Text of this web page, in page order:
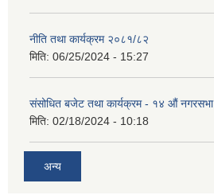
नीति तथा कार्यक्रम २०८१/८२
मिति: 06/25/2024 - 15:27
संसोधित बजेट तथा कार्यक्रम - १४ औं नगरसभा
मिति: 02/18/2024 - 10:18
अन्य